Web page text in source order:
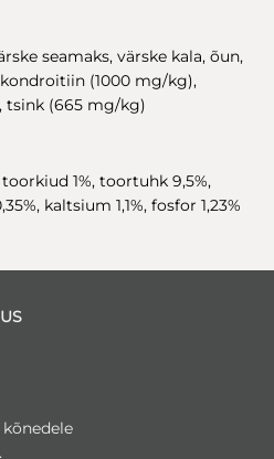
seamaks, värske kala, õun,
(1000 mg/kg),
tsink (665 mg/kg)
1%, toortuhk 9,5%,
kaltsium 1,1%, fosfor 1,23%
kõnedele